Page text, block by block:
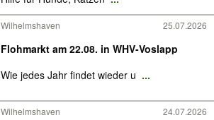
Wilhelmshaven 25.07.2026
Flohmarkt am 22.08. in WHV-Voslapp
Wie jedes Jahr findet wieder u ...
Wilhelmshaven 24.07.2026